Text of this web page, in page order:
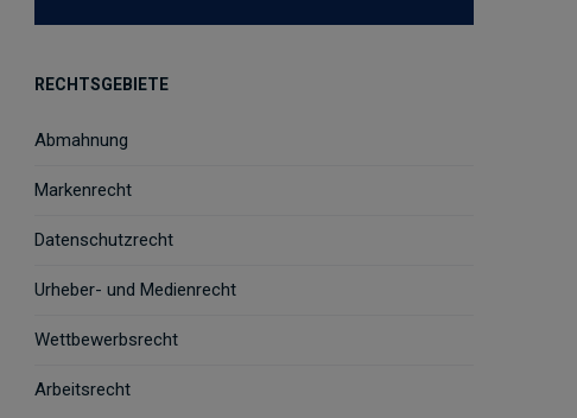
RECHTSGEBIETE
Abmahnung
Markenrecht
Datenschutzrecht
Urheber- und Medienrecht
Wettbewerbsrecht
Arbeitsrecht